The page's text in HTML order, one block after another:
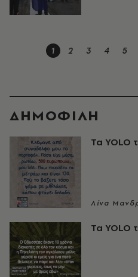
1 2 3 4 5
ΔΗΜΟΦΙΛΗ
Τα YOLO
Λίνα
Τα YOLO